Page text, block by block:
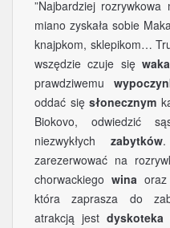
”Najbardziej
miano zyskała sobie
knajpkom, sklepikom…
wszędzie czuje się
prawdziwemu
oddać sięsłonecznym
Biokovo, odwiedzić
niezwykłych zabytków
zarezerwować na
chorwackiego winaoraz
która zaprasza do
atrakcją jestdyskoteka